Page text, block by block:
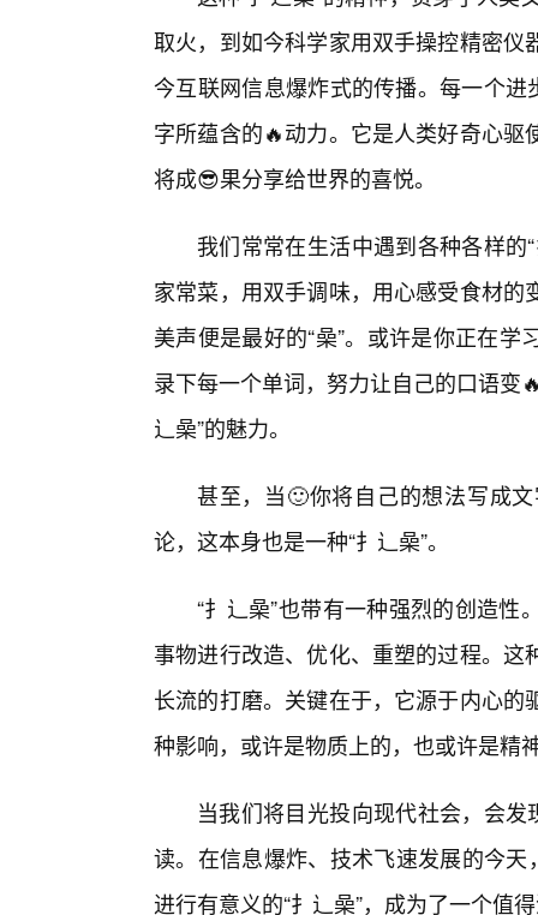
取火，到如今科学家用双手操控精密
今互联网信息爆炸式的传播。每一个
字所蕴含的🔥动力。它是人类好奇心
将成😎果分享给世界的喜悦。
我们常常在生活中遇到各种各样的
家常菜，用双手调味，用心感受食材
美声便是最好的“喿”。或许是你正在
录下每一个单词，努力让自己的口语变
辶喿”的魅力。
甚至，当🙂你将自己的想法写成
论，这本身也是一种“扌辶喿”。
“扌辶喿”也带有一种强烈的创造
事物进行改造、优化、重塑的过程。
长流的打磨。关键在于，它源于内心
种影响，或许是物质上的，也或许是精
当我们将目光投向现代社会，会
读。在信息爆炸、技术飞速发展的今
进行有意义的“扌辶喿”，成为了一个值